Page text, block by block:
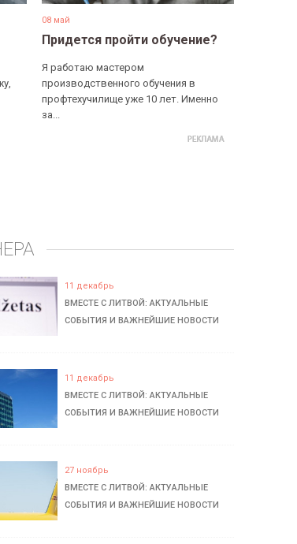
08 май
Придется пройти обучение?
Я работаю мастером
производственного обучения в
профтехучилище уже 10 лет. Именно
за...
11 декабрь
ВМЕСТЕ С ЛИТВОЙ: АКТУАЛЬНЫЕ
СОБЫТИЯ И ВАЖНЕЙШИЕ НОВОСТИ
11 декабрь
ВМЕСТЕ С ЛИТВОЙ: АКТУАЛЬНЫЕ
СОБЫТИЯ И ВАЖНЕЙШИЕ НОВОСТИ
27 ноябрь
ВМЕСТЕ С ЛИТВОЙ: АКТУАЛЬНЫЕ
СОБЫТИЯ И ВАЖНЕЙШИЕ НОВОСТИ